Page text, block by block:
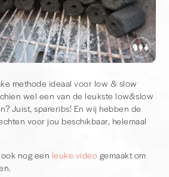
methode ideaal voor low & slow
wel een van de leukste low&slow
Juist, spareribs! En wij hebben de
voor jou beschikbaar, helemaal
nog een leuke video gemaakt om